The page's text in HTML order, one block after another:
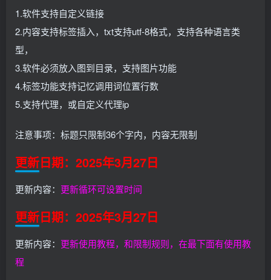
1.软件支持自定义链接
2.内容支持标签插入，txt支持utf-8格式，支持各种语言类
型，
3.软件必须放入图到目录，支持图片功能
4.标签功能支持记忆调用词位置行数
5.支持代理，或自定义代理ip
注意事项：标题只限制36个字内，内容无限制
更新日期：2025年3月27日
更新内容： 更新循环可设置时间
更新日期：2025年3月27日
更新内容： 更新使用教程，和限制规则，在最下面有使用教
程